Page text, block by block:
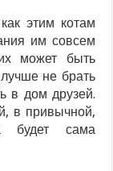
этим котам
им совсем
может быть
не брать
в дом друзей.
в привычной,
будет сама